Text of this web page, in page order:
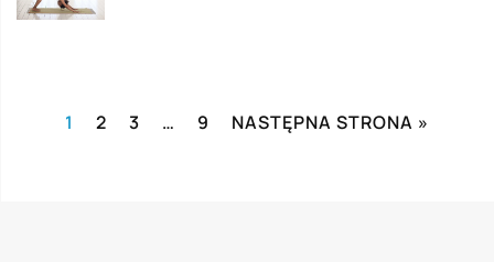
1 2 3 … 9 NASTĘPNA STRONA »